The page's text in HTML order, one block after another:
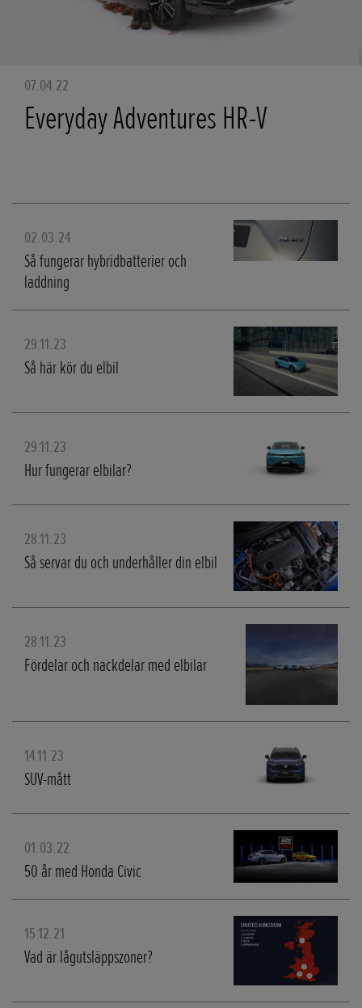
07.04.22
Everyday Adventures HR-V
02.03.24
Så fungerar hybridbatterier och
laddning
29.11.23
Så här kör du elbil
29.11.23
Hur fungerar elbilar?
28.11.23
Så servar du och underhåller din elbil
28.11.23
Fördelar och nackdelar med elbilar
14.11.23
SUV-mått
01.03.22
50 år med Honda Civic
15.12.21
Vad är lågutsläppszoner?